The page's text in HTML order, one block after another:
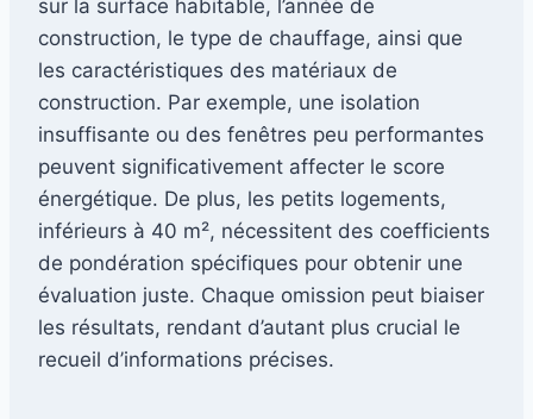
sur la surface habitable, l’année de
construction, le type de chauffage, ainsi que
les caractéristiques des matériaux de
construction. Par exemple, une isolation
insuffisante ou des fenêtres peu performantes
peuvent significativement affecter le score
énergétique. De plus, les petits logements,
inférieurs à 40 m², nécessitent des coefficients
de pondération spécifiques pour obtenir une
évaluation juste. Chaque omission peut biaiser
les résultats, rendant d’autant plus crucial le
recueil d’informations précises.